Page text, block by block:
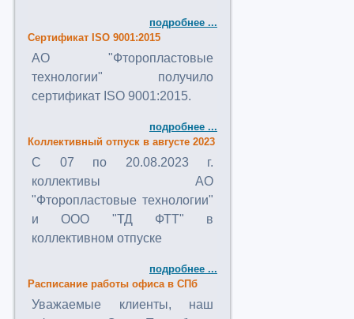
подробнее ...
Сертификат ISO 9001:2015
АО "Фторопластовые
технологии" получило
сертификат ISO 9001:2015.
подробнее ...
Коллективный отпуск в августе 2023
C 07 по 20.08.2023 г.
коллективы АО
"Фторопластовые технологии"
и ООО "ТД ФТТ" в
коллективном отпуске
подробнее ...
Расписание работы офиса в СПб
Уважаемые клиенты, наш